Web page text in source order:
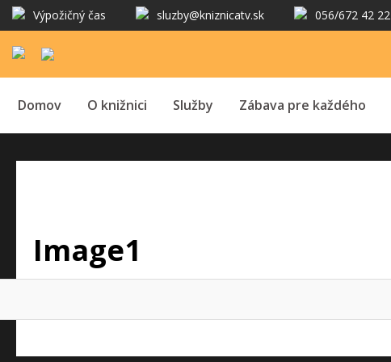
Výpožičný čas sluzby@kniznicatv.sk 056/672 42 22
Domov O knižnici Služby Zábava pre každého
Image1